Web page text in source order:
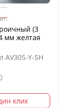
(3
мм желтая
AV305-Y-SH
клик